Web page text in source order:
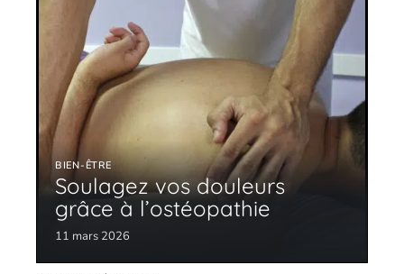
BIEN-ÊTRE
Soulagez vos douleurs
grâce à l’ostéopathie
11 mars 2026